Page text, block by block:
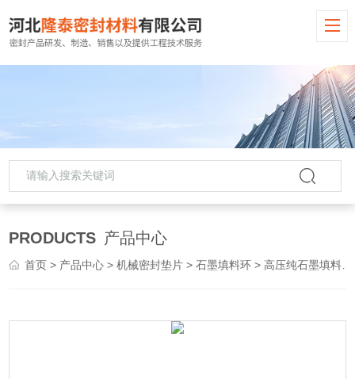
PRODUCTS 产品中心
首页 > 产品中心 >机械密封垫片 >石墨填料环 > 高压纯石墨填料环柔性膨胀石棉阀门密封绳